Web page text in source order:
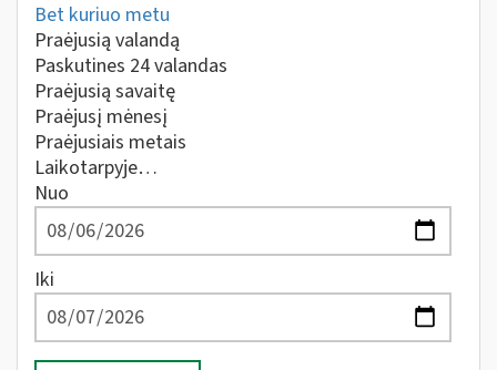
Bet kuriuo metu
Praėjusią valandą
Paskutines 24 valandas
Praėjusią savaitę
Praėjusį mėnesį
Praėjusiais metais
Laikotarpyje…
Nuo
Iki